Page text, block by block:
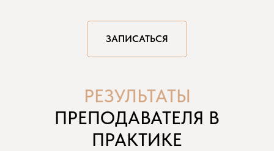
ЗАПИСАТЬСЯ
РЕЗУЛЬТАТЫ
ПРЕПОДАВАТЕЛЯ В
ПРАКТИКЕ